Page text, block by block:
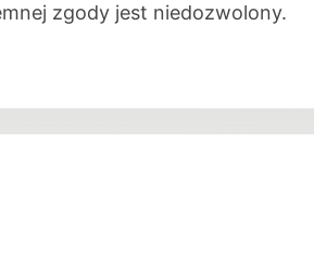
zgody jest niedozwolony.